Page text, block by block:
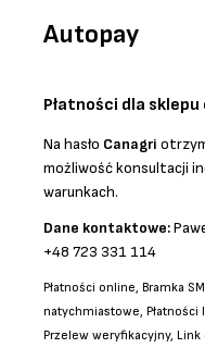
Autopay
Płatności dla sklepu
Na hasło Canagri
możliwość konsultacji
warunkach.
Dane kontaktowe:
+48 723 331 114
Płatności online, Bramka
natychmiastowe, Płatności
Przelew weryfikacyjny,